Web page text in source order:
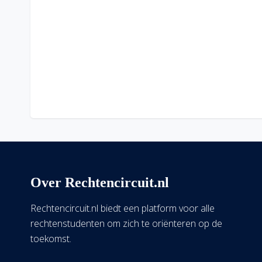
Over Rechtencircuit.nl
Rechtencircuit.nl biedt een platform voor alle
rechtenstudenten om zich te oriënteren op de
toekomst.